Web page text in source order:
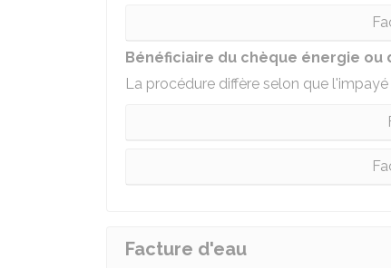
Bénéficiaire du chèque énergie ou
La procédure diffère selon que
Facture d'eau